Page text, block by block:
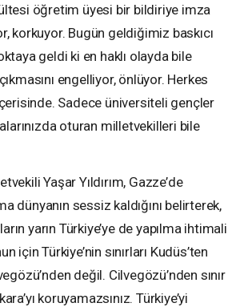
öğretim üyesi bir bildiriye imza
korkuyor. Bugün geldiğimiz baskıcı
geldi ki en haklı olayda bile
engelliyor, önlüyor. Herkes
Sadece üniversiteli gençler
oturan milletvekilleri bile
Yaşar Yıldırım, Gazze’de
dünyanın sessiz kaldığını belirterek,
yarın Türkiye’ye de yapılma ihtimali
için Türkiye’nin sınırları Kudüs’ten
değil. Cilvegözü’nden sınır
koruyamazsınız. Türkiye’yi